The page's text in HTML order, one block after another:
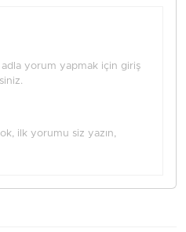
adla yorum yapmak için giriş
ilk yorumu siz yazın,